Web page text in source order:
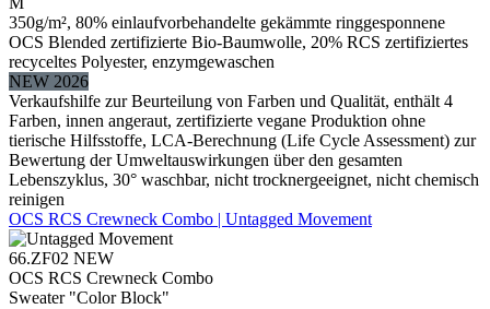
350g/m², 80% einlaufvorbehandelte gekämmte ringgesponnene
OCS Blended zertifizierte Bio-Baumwolle, 20% RCS zertifiziertes
recyceltes Polyester, enzymgewaschen
NEW 2026
Verkaufshilfe zur Beurteilung von Farben und Qualität, enthält 4
Farben, innen angeraut, zertifizierte vegane Produktion ohne
tierische Hilfsstoffe, LCA-Berechnung (Life Cycle Assessment) zur
Bewertung der Umweltauswirkungen über den gesamten
Lebenszyklus, 30° waschbar, nicht trocknergeeignet, nicht chemisch
reinigen
OCS RCS Crewneck Combo | Untagged Movement
66.ZF02 NEW
OCS RCS Crewneck Combo
Sweater "Color Block"